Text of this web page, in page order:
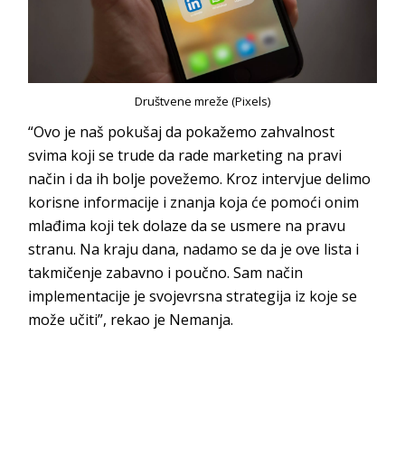
Društvene mreže (Pixels)
“Ovo je naš pokušaj da pokažemo zahvalnost
svima koji se trude da rade marketing na pravi
način i da ih bolje povežemo. Kroz intervjue delimo
korisne informacije i znanja koja će pomoći onim
mlađima koji tek dolaze da se usmere na pravu
stranu. Na kraju dana, nadamo se da je ove lista i
takmičenje zabavno i poučno. Sam način
implementacije je svojevrsna strategija iz koje se
može učiti”, rekao je Nemanja.